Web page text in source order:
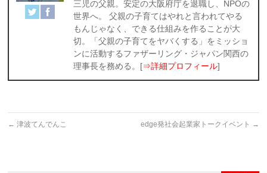
三児の父親。安定の大阪府庁を退職し、NPOの
世界へ。 父親の子育てはやれと言われてやる
もんじゃなく、できる仕組みを作ることが大
切。「父親の子育てをヤバくする」をミッショ
ンに活動するファザーリング・ジャパン関西の
理事長を務める。[⇒詳細プロフィール]
← 津波てんでんこ edge発社会起業家トークイベント →